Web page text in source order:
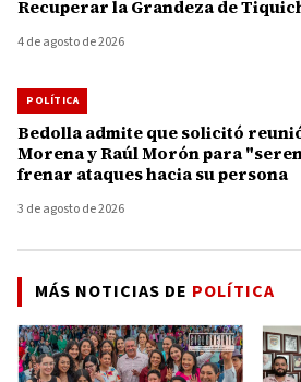
Recuperar la Grandeza de
4 de agosto de 2026
POLÍTICA
Bedolla admite que solicitó
Morena y Raúl Morón para
frenar ataques hacia su persona
3 de agosto de 2026
MÁS NOTICIAS DE POLÍTICA